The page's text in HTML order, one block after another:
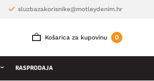
sluzbazakorisnike@motleydenim.hr
Košarica za kupovinu 0
RASPRODAJA